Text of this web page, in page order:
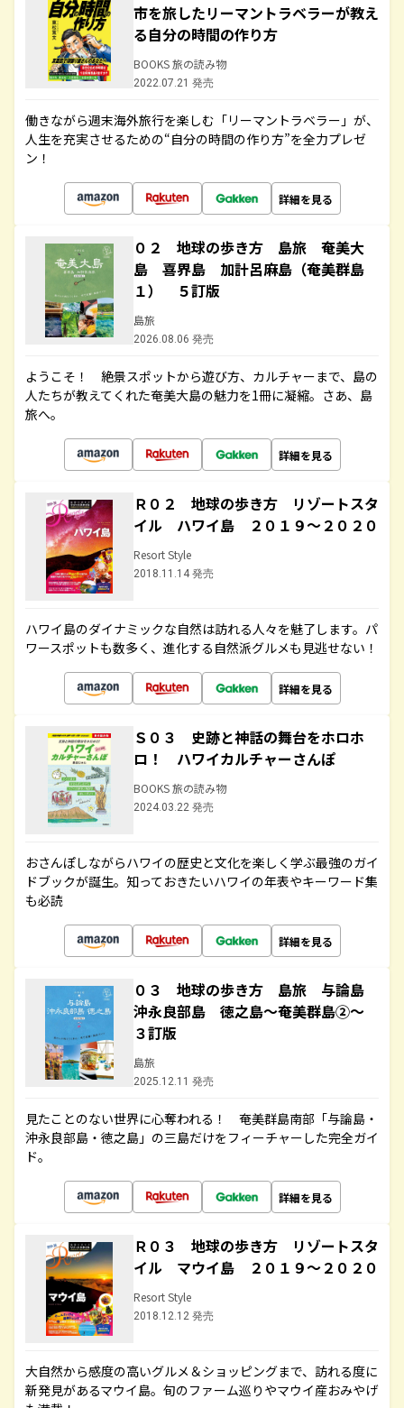
市を旅したリーマントラベラーが教え
る自分の時間の作り方
BOOKS 旅の読み物
2022.07.21 発売
働きながら週末海外旅行を楽しむ「リーマントラベラー」が、
人生を充実させるための“自分の時間の作り方”を全力プレゼ
ン！
詳細を見る
０２ 地球の歩き方 島旅 奄美大
島 喜界島 加計呂麻島（奄美群島
１） ５訂版
島旅
2026.08.06 発売
ようこそ！ 絶景スポットから遊び方、カルチャーまで、島の
人たちが教えてくれた奄美大島の魅力を1冊に凝縮。さあ、島
旅へ。
詳細を見る
Ｒ０２ 地球の歩き方 リゾートスタ
イル ハワイ島 ２０１９～２０２０
Resort Style
2018.11.14 発売
ハワイ島のダイナミックな自然は訪れる人々を魅了します。パ
ワースポットも数多く、進化する自然派グルメも見逃せない！
詳細を見る
Ｓ０３ 史跡と神話の舞台をホロホ
ロ！ ハワイカルチャーさんぽ
BOOKS 旅の読み物
2024.03.22 発売
おさんぽしながらハワイの歴史と文化を楽しく学ぶ最強のガイ
ドブックが誕生。知っておきたいハワイの年表やキーワード集
も必読
詳細を見る
０３ 地球の歩き方 島旅 与論島
沖永良部島 徳之島～奄美群島②～
３訂版
島旅
2025.12.11 発売
見たことのない世界に心奪われる！ 奄美群島南部「与論島・
沖永良部島・徳之島」の三島だけをフィーチャーした完全ガイ
ド。
詳細を見る
Ｒ０３ 地球の歩き方 リゾートスタ
イル マウイ島 ２０１９～２０２０
Resort Style
2018.12.12 発売
大自然から感度の高いグルメ＆ショッピングまで、訪れる度に
新発見があるマウイ島。旬のファーム巡りやマウイ産おみやげ